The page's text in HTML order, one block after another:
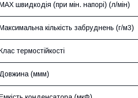
швидкодія (при мін. напорі) (л/мін)
кількість забруднень (г/м3)
термостійкості
(ммм)